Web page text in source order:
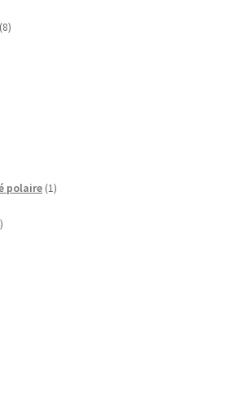
88
polaire 11
4